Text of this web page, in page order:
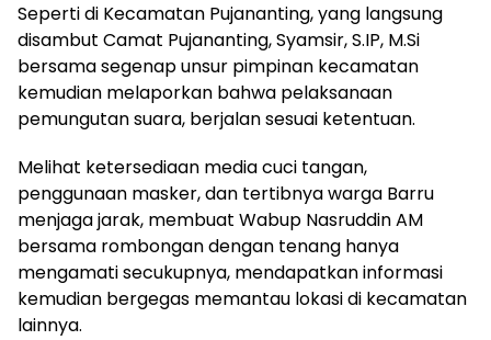
Seperti di Kecamatan Pujananting, yang langsung
disambut Camat Pujananting, Syamsir, S.IP, M.Si
bersama segenap unsur pimpinan kecamatan
kemudian melaporkan bahwa pelaksanaan
pemungutan suara, berjalan sesuai ketentuan.
Melihat ketersediaan media cuci tangan,
penggunaan masker, dan tertibnya warga Barru
menjaga jarak, membuat Wabup Nasruddin AM
bersama rombongan dengan tenang hanya
mengamati secukupnya, mendapatkan informasi
kemudian bergegas memantau lokasi di kecamatan
lainnya.